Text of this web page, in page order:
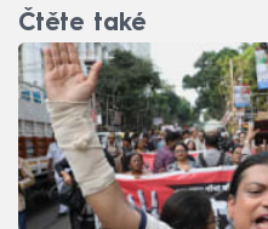
Čtěte také